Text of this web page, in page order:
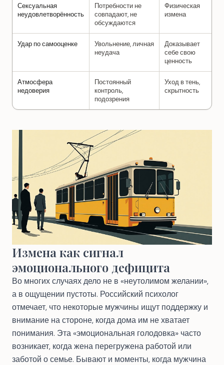
Сексуальная
неудовлетворённость
Потребности не
совпадают, не
обсуждаются
Физическая
измена
Удар по самооценке
Увольнение, личная
неудача
Доказывает
себе свою
ценность
Атмосфера
недоверия
Постоянный
контроль,
подозрения
Уход в тень,
скрытность
Измена как сигнал
эмоционального дефицита
Во многих случаях дело не в «неутолимом желании»,
а в ощущении пустоты. Российский психолог
отмечает, что некоторые мужчины ищут поддержку и
внимание на стороне, когда дома им не хватает
понимания. Эта «эмоциональная голодовка» часто
возникает, когда жена перегружена работой или
заботой о семье. Бывают и моменты, когда мужчина